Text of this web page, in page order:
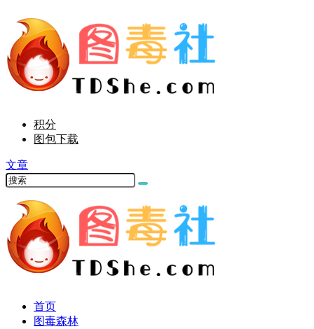
积分
图包下载
文章
首页
图毒森林